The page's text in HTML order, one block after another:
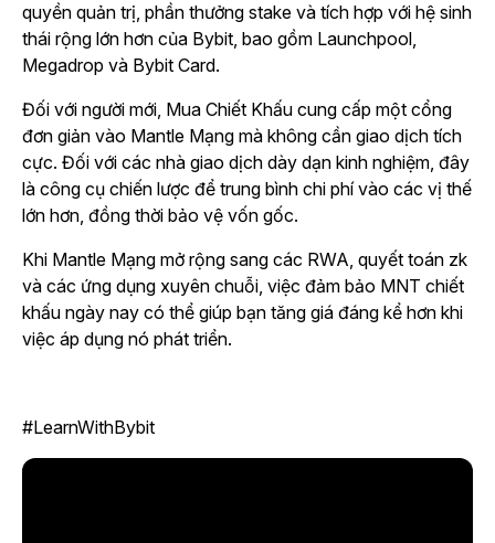
quyền quản trị, phần thưởng stake và tích hợp với hệ sinh
thái rộng lớn hơn của Bybit, bao gồm Launchpool,
Megadrop và Bybit Card.
Đối với người mới, Mua Chiết Khấu cung cấp một cổng
đơn giản vào Mantle Mạng mà không cần giao dịch tích
cực. Đối với các nhà giao dịch dày dạn kinh nghiệm, đây
là công cụ chiến lược để trung bình chi phí vào các vị thế
lớn hơn, đồng thời bảo vệ vốn gốc.
Khi Mantle Mạng mở rộng sang các RWA, quyết toán zk
và các ứng dụng xuyên chuỗi, việc đảm bảo MNT chiết
khấu ngày nay có thể giúp bạn tăng giá đáng kể hơn khi
việc áp dụng nó phát triển.
#LearnWithBybit